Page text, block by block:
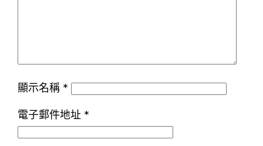
顯示名稱 *
電子郵件地址 *